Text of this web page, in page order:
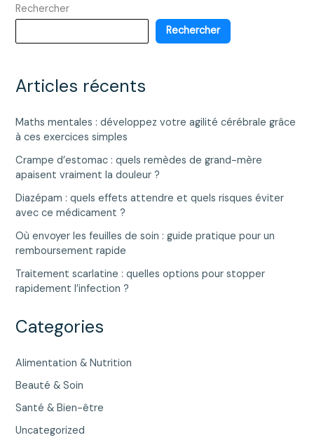
Rechercher
Rechercher
Articles récents
Maths mentales : développez votre agilité cérébrale grâce
à ces exercices simples
Crampe d’estomac : quels remèdes de grand-mère
apaisent vraiment la douleur ?
Diazépam : quels effets attendre et quels risques éviter
avec ce médicament ?
Où envoyer les feuilles de soin : guide pratique pour un
remboursement rapide
Traitement scarlatine : quelles options pour stopper
rapidement l’infection ?
Categories
Alimentation & Nutrition
Beauté & Soin
Santé & Bien-être
Uncategorized